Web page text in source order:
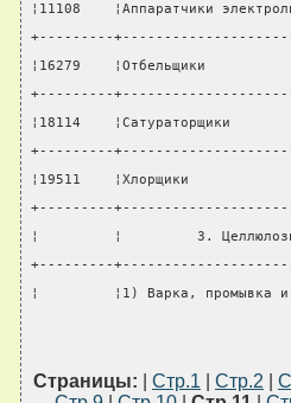
¦11108    ¦Аппаратчики
+---------
¦16279    ¦Отбельщики
+---------
¦18114
+---------
¦19511    ¦Хлорщики
+---------
¦         ¦         3.
+---------
¦         ¦1) Варка, промывка
Страницы: Стр.1 Стр.2